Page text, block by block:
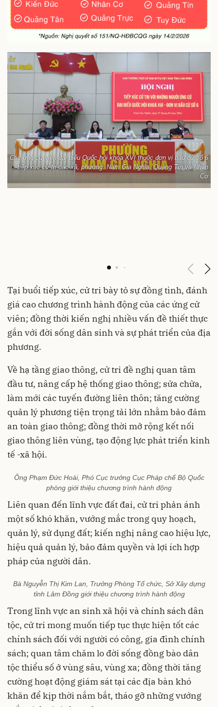
Các ứng cử viên đại biểu Quốc hội khóa XVI thuộc đơn vị bầu cử số 6
tiếp xúc cử tri các xã, phường: Nam Gia Nghĩa, Quảng Tín và Nhân
Cơ
Tại buổi tiếp xúc, cử tri bày tỏ sự đồng tình, đánh
giá cao chương trình hành động của các ứng cử
viên; đồng thời kiến nghị nhiều vấn đề thiết thực
gắn với đời sống dân sinh và sự phát triển của địa
phương.
Về hạ tầng giao thông, cử tri đề nghị quan tâm
đầu tư, nâng cấp hệ thống giao thông; sửa chữa,
làm mới các tuyến đường liên thôn; tăng cường
quản lý phương tiện trọng tải lớn nhằm bảo đảm
an toàn giao thông; đồng thời mở rộng kết nối
giao thông liên vùng, tạo động lực phát triển kinh
tế -xã hội.
Ông Phạm Đức Hoài, Phó Cục trưởng Cục Pháp chế Bộ Quốc
phòng giới thiệu chương trình hành động
Liên quan đến lĩnh vực đất đai, cử tri phản ánh
một số khó khăn, vướng mắc trong quy hoạch,
quản lý, sử dụng đất; kiến nghị nâng cao hiệu lực,
hiệu quả quản lý, bảo đảm quyền và lợi ích hợp
pháp của người dân.
Bà Nguyễn Thị Kim Lan, Trưởng Phòng Tổ chức, Sở Xây dựng
tỉnh Lâm Đồng giới thiệu chương trình hành động
Trong lĩnh vực an sinh xã hội và chính sách dân
tộc, cử tri mong muốn tiếp tục thực hiện tốt các
chính sách đối với người có công, gia đình chính
sách; quan tâm chăm lo đời sống đồng bào dân
tộc thiểu số ở vùng sâu, vùng xa; đồng thời tăng
cường hoạt động giám sát tại các địa bàn khó
khăn để kịp thời nắm bắt, tháo gỡ những vướng